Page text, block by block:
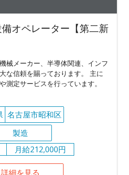
オペレーター【第二新
械メーカー、半導体関連、インフ
な信頼を賜っております。 主に
測定サービスを行っています。
名古屋市昭和区
製造
月給212,000円
詳細を見る